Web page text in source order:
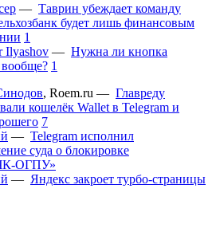
— Таврин убеждает команду
будет лишь финансовым
1
Ilyashov — Нужна ли кнопка
1
, Roem.ru — Главреду
кошелёк Wallet в Telegram и
7
— Telegram исполнил
суда о блокировке
ОГПУ»
— Яндекс закроет турбо-страницы